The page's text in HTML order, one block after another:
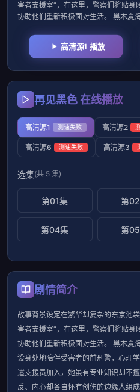
害者支援室”，在这里，警察们将贴身
协助他们重新积极面对生活。 黑木夏
遣支援员加入，她虽有专业知识却不
反、内心却各自怀有创伤的边缘人组
高清源1 播放
再见黑色 在线播放
高清源1 测速失败 高清源2
高清源6 测速失败 高清源3
选集(共 5 集)
第01集 第
第04集 第
剧情简介
故事背景设定在繁华却复杂的东京池
害者支援室”，在这里，警察们将贴身
协助他们重新积极面对生活。 黑木夏
设身处地陪伴受害者的前刑警，心理
遣支援员加入，她虽有专业知识却不
反、内心却各自怀有创伤的边缘人组